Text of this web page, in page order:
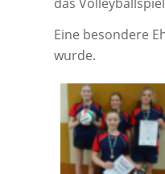
Eine besondere
wurde.